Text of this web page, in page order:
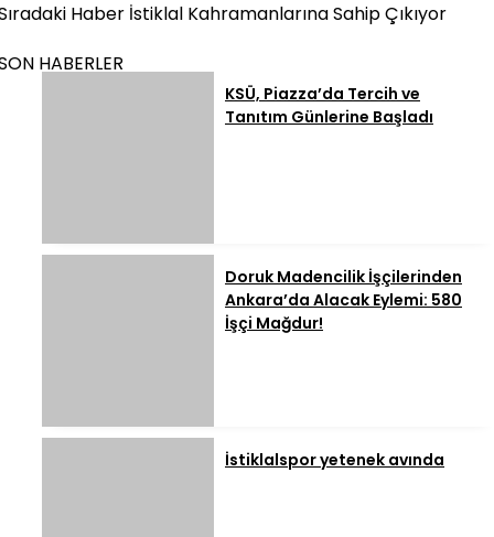
Haber İstiklal Kahramanlarına Sahip Çıkıyor
HABERLER
KSÜ, Piazza’da Tercih ve
Tanıtım Günlerine Başladı
Doruk Madencilik İşçilerinden
Ankara’da Alacak Eylemi: 580
İşçi Mağdur!
İstiklalspor yetenek avında